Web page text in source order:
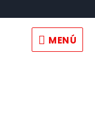
MENÚ
MENÚ